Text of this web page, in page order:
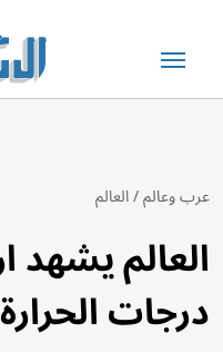
عرب وعالم/العالم
العالم يشهد
درجات